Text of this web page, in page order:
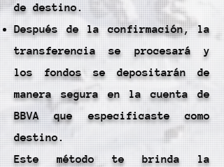
de destino.
Después de la confirmación, la
transferencia se procesará y
los fondos se depositarán de
manera segura en la cuenta de
BBVA que especificaste como
destino.
Este método te brinda la